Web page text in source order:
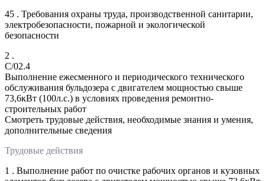
45 . Требования охраны труда, производственной санитарии,
электробезопасности, пожарной и экологической
безопасности
2 .
C/02.4
Выполнение ежесменного и периодического технического
обслуживания бульдозера с двигателем мощностью свыше
73,6кВт (100л.с.) в условиях проведения ремонтно-
строительных работ
Смотреть трудовые действия, необходимые знания и умения,
дополнительные сведения
Трудовые действия
1 . Выполнение работ по очистке рабочих органов и кузовных